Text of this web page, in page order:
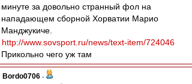
минуте за довольно странный фол на
нападающем сборной Хорватии Марио
Манджукиче.
http://www.sovsport.ru/news/text-item/724046
Прикольно чего уж там
Bordo0706 -